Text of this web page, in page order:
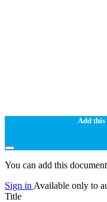
Add this
You can add this
Sign in Available only to
Title